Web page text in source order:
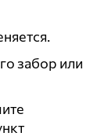
забор или